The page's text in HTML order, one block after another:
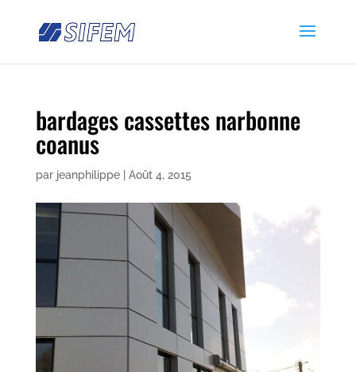
bardages cassettes narbonne
coanus
par jeanphilippe| Août 4, 2015